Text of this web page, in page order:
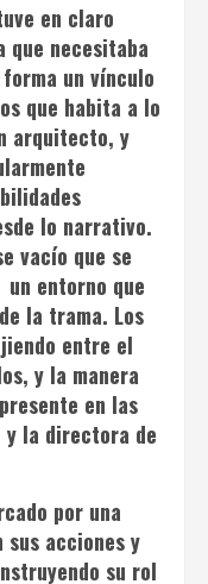
en claro
que necesitaba
un vínculo
que habita a lo
arquitecto, y
lo narrativo.
vacío que se
entorno que
la trama. Los
entre el
y la manera
en las
la directora de
por una
acciones y
su rol